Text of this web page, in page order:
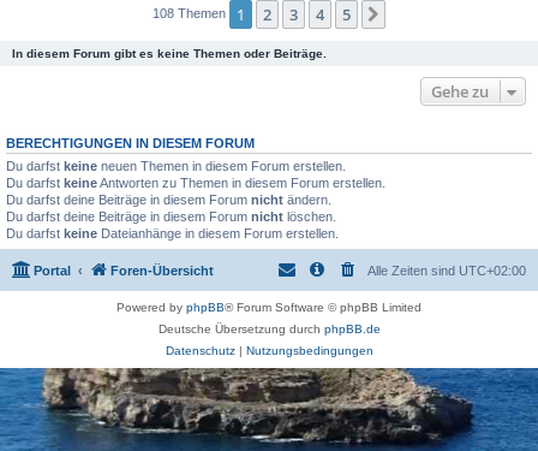
108 Themen 1 2 3 4 5
In diesem Forum gibt es keine Themen oder Beiträge.
Gehe zu
BERECHTIGUNGEN IN DIESEM FORUM
Du darfst keine neuen Themen in diesem Forum erstellen.
Du darfst keineAntworten zu Themen in diesem Forum erstellen.
Du darfst deine Beiträge in diesem Forum nicht ändern.
Du darfst deine Beiträge in diesem Forum nicht löschen.
Du darfst keine Dateianhänge in diesem Forum erstellen.
Portal Foren-Übersicht Alle Zeiten sind UTC+02:00
Powered by phpBB® Forum Software © phpBB Limited
Deutsche Übersetzung durch phpBB.de
Datenschutz| Nutzungsbedingungen